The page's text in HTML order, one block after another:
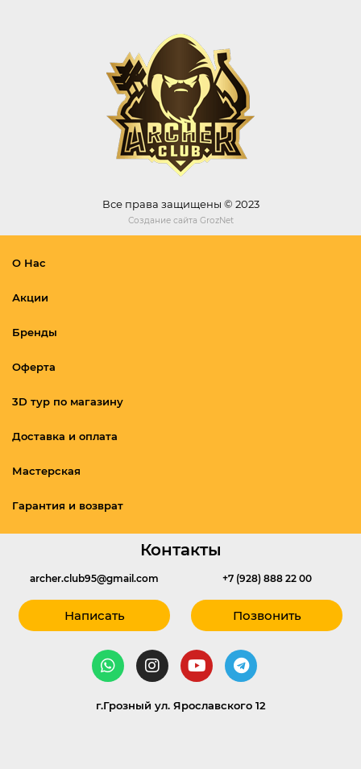
Все права защищены © 2023
Создание сайта GrozNet
О Нас
Акции
Бренды
Оферта
3D тур по магазину
Доставка и оплата
Мастерская
Гарантия и возврат
Контакты
archer.club95@gmail.com
Написать
+7 (928) 888 22 00
Позвонить
г.Грозный ул. Ярославского 12